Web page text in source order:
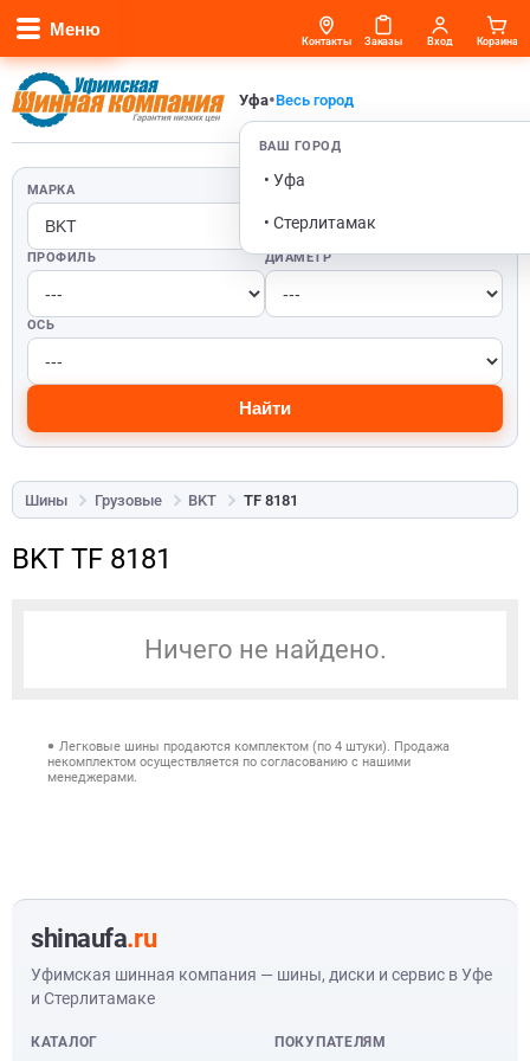
Меню
Уфа•Весь город
ВАШ ГОРОД
• Уфа
• Стерлитамак
Контакты Заказы Вход Корзина
МАРКА ШИРИНА
ПРОФИЛЬ ДИАМЕТР
ОСЬ
Найти
Шины Грузовые BKT TF 8181
BKT TF 8181
Ничего не найдено.
Легковые шины продаются комплектом (по 4 штуки). Продажа
некомплектом осуществляется по согласованию с нашими
менеджерами.
shinaufa.ru
Уфимская шинная компания — шины, диски и сервис в Уфе
и Стерлитамаке
КАТАЛОГ ПОКУПАТЕЛЯМ